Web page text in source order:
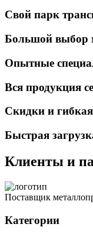
Свой парк
Большой выбор
Опытные
Вся продукция
Скидки и
Быстрая
Клиенты и
Поставщик
Категории